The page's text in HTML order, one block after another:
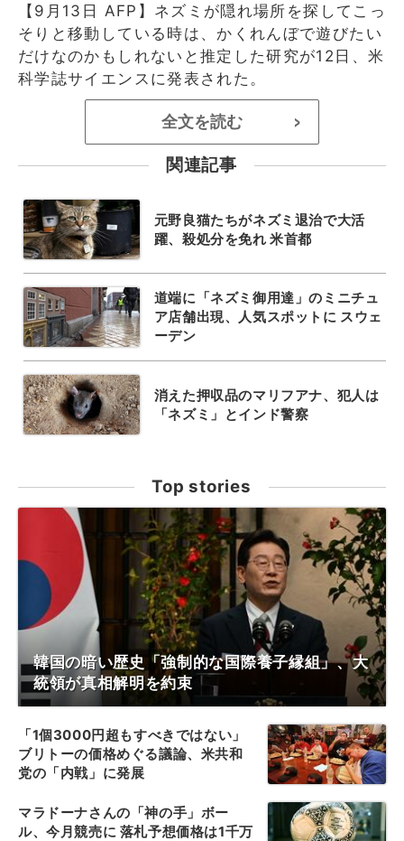
【9月13日 AFP】ネズミが隠れ場所を探してこっ
そりと移動している時は、かくれんぼで遊びたい
だけなのかもしれないと推定した研究が12日、米
科学誌サイエンスに発表された。
全文を読む >
関連記事
元野良猫たちがネズミ退治で大活
躍、殺処分を免れ 米首都
道端に「ネズミ御用達」のミニチュ
ア店舗出現、人気スポットに スウェ
ーデン
消えた押収品のマリフアナ、犯人は
「ネズミ」とインド警察
Top stories
韓国の暗い歴史「強制的な国際養子縁組」、大
統領が真相解明を約束
「1個3000円超もすべきではない」
ブリトーの価格めぐる議論、米共和
党の「内戦」に発展
マラドーナさんの「神の手」ボー
ル、今月競売に 落札予想価格は1千万